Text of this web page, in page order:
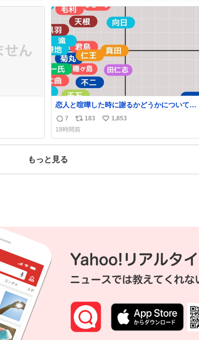
ぎ… 「飛ばしすぎたせいか現在奈良県上空で
の待機を命じられております」 でコンソメス
ープ吹き出しそうになりましたw
数
ス
ト
数
ね
数
恋人と喧嘩した時に謝るかどうかについて考
えてみました💭 ▶︎自分から謝る or 悪くない
なら謝らない ▶︎ねちねちする or さっぱりし
ている 個人的見解です！色々と許してくださ
い！
返
信
数
7
リ
ポ
ス
183
い
ね
1,853
18時間前
もっと見る